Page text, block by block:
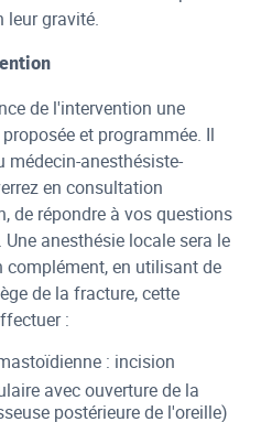
leur gravité.
de l'intervention une
et programmée. Il
médecin-anesthésiste-
en consultation
de répondre à vos questions
anesthésie locale sera le
complément, en utilisant de
de la fracture, cette
:
: incision
avec ouverture de la
postérieure de l'oreille)